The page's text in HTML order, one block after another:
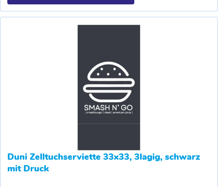
Duni Zelltuchserviette 33x33, 3lagig, schwarz
mit Druck